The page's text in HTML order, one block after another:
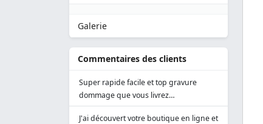
Galerie
Commentaires des clients
Super rapide facile et top gravure
dommage que vous livrez…
J'ai découvert votre boutique en ligne et